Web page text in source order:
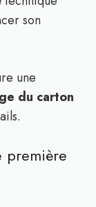
son
une
du carton
première